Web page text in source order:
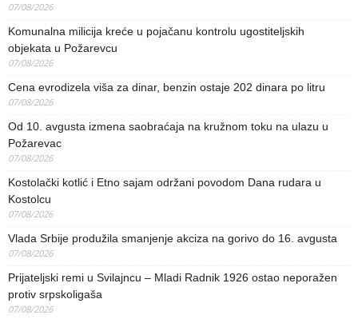
07/08/2026
Komunalna milicija kreće u pojačanu kontrolu ugostiteljskih
objekata u Požarevcu
07/08/2026
Cena evrodizela viša za dinar, benzin ostaje 202 dinara po litru
07/08/2026
Od 10. avgusta izmena saobraćaja na kružnom toku na ulazu u
Požarevac
07/08/2026
Kostolački kotlić i Etno sajam održani povodom Dana rudara u
Kostolcu
07/08/2026
Vlada Srbije produžila smanjenje akciza na gorivo do 16. avgusta
07/08/2026
Prijateljski remi u Svilajncu – Mladi Radnik 1926 ostao neporažen
protiv srpskoligaša
07/08/2026